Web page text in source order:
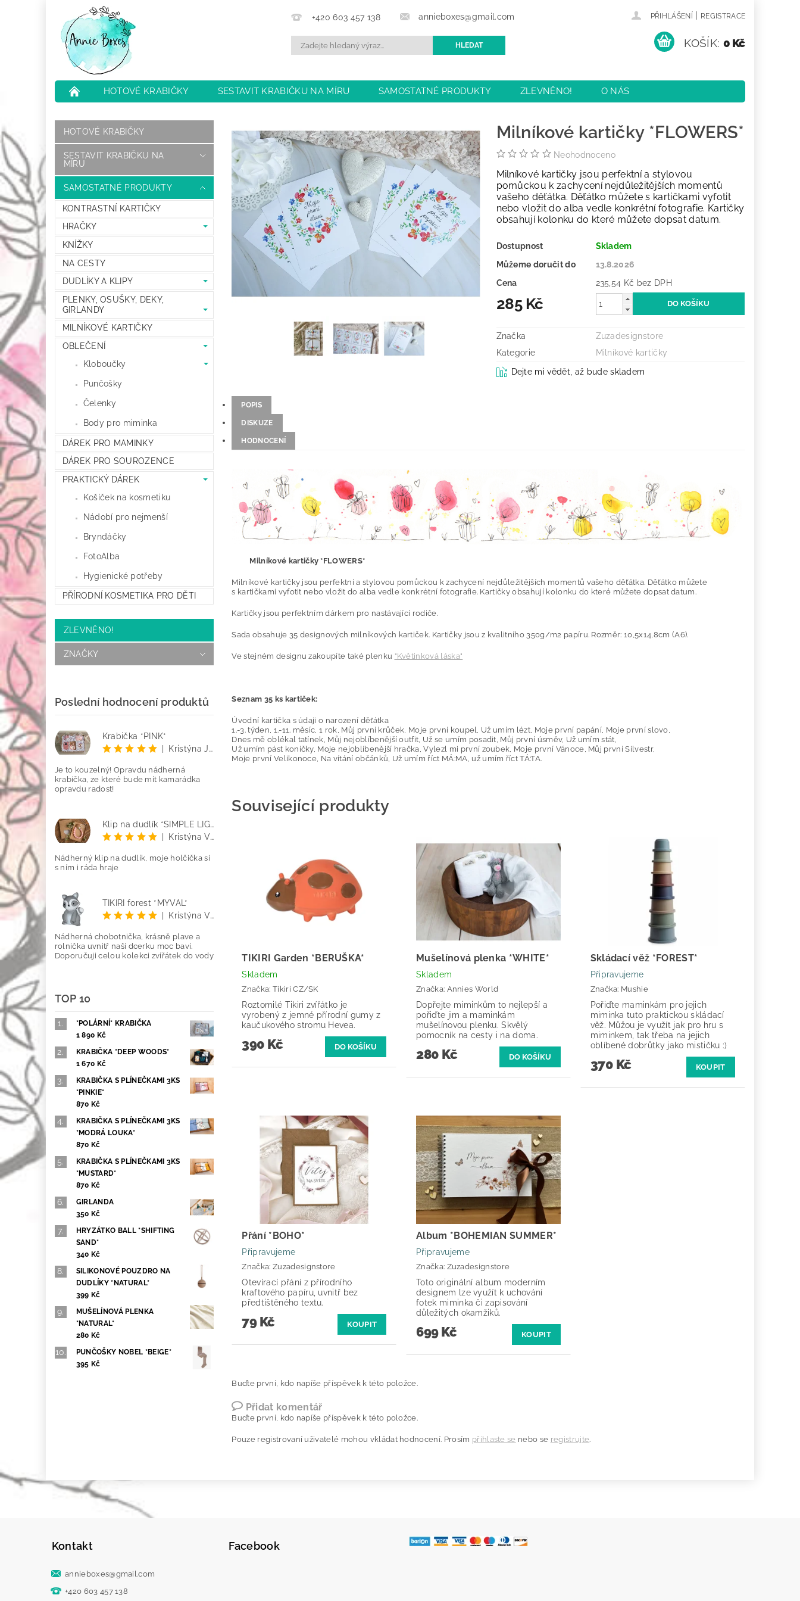
+420 603 457 138 annieboxes@gmail.com PŘIHLÁŠENÍ | REGISTRACE
KOŠÍK: 0 Kč
HOTOVÉ KRABIČKY SESTAVIT KRABIČKU NA MÍRU SAMOSTATNÉ PRODUKTY ZLEVNĚNO!
O NÁS
HOTOVÉ KRABIČKY
SESTAVIT KRABIČKU NA
MÍRU
SAMOSTATNÉ PRODUKTY
KONTRASTNÍ KARTIČKY
HRAČKY
KNÍŽKY
NA CESTY
DUDLÍKY A KLIPY
PLENKY, OSUŠKY, DEKY,
GIRLANDY
MILNÍKOVÉ KARTIČKY
OBLEČENÍ
Kloboučky
Punčošky
Čelenky
Body pro miminka
DÁREK PRO MAMINKY
DÁREK PRO SOUROZENCE
PRAKTICKÝ DÁREK
Košíček na kosmetiku
Nádobí pro nejmenší
Bryndáčky
FotoAlba
Hygienické potřeby
PŘÍRODNÍ KOSMETIKA PRO DĚTI
ZLEVNĚNO!
ZNAČKY
Poslední hodnocení produktů
Krabička *PINK*
Kristýna Jenčo
Je to kouzelný! Opravdu nádherná
krabička, ze které bude mít kamarádka
opravdu radost!
Klip na dudlík *SIMPLE LIGHT PINK*
Kristýna Vetyšková
Nádherný klip na dudlík, moje holčička si
s ním i ráda hraje
TIKIRI forest *MÝVAL*
Kristýna Vetyšková
Nádherná chobotnička, krásně plave a
rolnička uvnitř naši dcerku moc baví.
Doporučuji celou kolekci zvířátek do vody
TOP 10
*POLÁRNÍ* KRABIČKA
1 890 Kč
KRABIČKA *DEEP WOODS*
1 670 Kč
KRABIČKA S PLÍNEČKAMI 3KS
*PINKIE*
870 Kč
KRABIČKA S PLÍNEČKAMI 3KS
*MODRÁ LOUKA*
870 Kč
KRABIČKA S PLÍNEČKAMI 3KS
*MUSTARD*
870 Kč
GIRLANDA
350 Kč
HRYZÁTKO BALL *SHIFTING
SAND*
340 Kč
SILIKONOVÉ POUZDRO NA
DUDLÍKY *NATURAL*
399 Kč
MUŠELÍNOVÁ PLENKA
*NATURAL*
280 Kč
PUNČOŠKY NOBEL *BEIGE*
395 Kč
Milníkové kartičky *FLOWERS*
Neohodnoceno
Milníkové kartičky jsou perfektní a stylovou
pomůckou k zachycení nejdůležitějších momentů
vašeho děťátka. Děťátko můžete s kartičkami vyfotit
nebo vložit do alba vedle konkrétní fotografie. Kartičky
obsahují kolonku do které můžete dopsat datum.
Dostupnost
Skladem
Můžeme doručit do
13.8.2026
Cena
235,54 Kč bez DPH
285 Kč
Značka
Zuzadesignstore
Kategorie
Milníkové kartičky
Dejte mi vědět, až bude skladem
POPIS
DISKUZE
HODNOCENÍ
Milníkové kartičky *FLOWERS*
Milníkové kartičky jsou perfektní a stylovou pomůckou k zachycení nejdůležitějších momentů vašeho děťátka. Děťátko můžete
s kartičkami vyfotit nebo vložit do alba vedle konkrétní fotografie. Kartičky obsahují kolonku do které můžete dopsat datum.
Kartičky jsou perfektním dárkem pro nastávající rodiče.
Sada obsahuje 35 designových milníkových kartiček. Kartičky jsou z kvalitního 350g/m2 papíru. Rozměr: 10,5x14,8cm (A6).
Ve stejném designu zakoupíte také plenku "Květinková láska"
Seznam 35 ks kartiček:
Úvodní kartička s údaji o narození děťátka
1.-3. týden, 1.-11. měsíc, 1 rok, Můj první krůček, Moje první koupel, Už umím lézt, Moje první papání, Moje první slovo,
Dnes mě oblékal tatínek, Můj nejoblíbenější outfit, Už se umím posadit, Můj první úsměv, Už umím stát,
Už umím pást koníčky, Moje nejoblíbenější hračka, Vylezl mi první zoubek, Moje první Vánoce, Můj první Silvestr,
Moje první Velikonoce, Na vítání občánků, Už umím říct MÁ:MA, už umím říct TÁ:TA.
Související produkty
TIKIRI Garden *BERUŠKA*
Skladem
Značka: Tikiri CZ/SK
Roztomilé Tikiri zvířátko je
vyrobený z jemné přírodní gumy z
kaučukového stromu Hevea.
390 Kč
Mušelínová plenka *WHITE*
Skladem
Značka: Annies World
Dopřejte miminkům to nejlepší a
pořiďte jim a maminkám
mušelínovou plenku. Skvělý
pomocník na cesty i na doma.
280 Kč
Skládací věž *FOREST*
Připravujeme
Značka: Mushie
Pořiďte maminkám pro jejich
miminka tuto praktickou skládací
věž. Můžou je využít jak pro hru s
miminkem, tak třeba na jejich
oblíbené dobrůtky jako mističku :)
370 Kč KOUPIT
Přání *BOHO*
Připravujeme
Značka: Zuzadesignstore
Otevírací přání z přírodního
kraftového papíru, uvnitř bez
předtištěného textu.
79 Kč KOUPIT
Album *BOHEMIAN SUMMER*
Připravujeme
Značka: Zuzadesignstore
Toto originální album moderním
designem lze využít k uchování
fotek miminka či zapisování
důležitých okamžiků.
699 Kč KOUPIT
Buďte první, kdo napíše příspěvek k této položce.
Přidat komentář
Buďte první, kdo napíše příspěvek k této položce.
Pouze registrovaní uživatelé mohou vkládat hodnocení. Prosím přihlaste se nebo se registrujte.
Kontakt
annieboxes@gmail.com
+420 603 457 138
Facebook